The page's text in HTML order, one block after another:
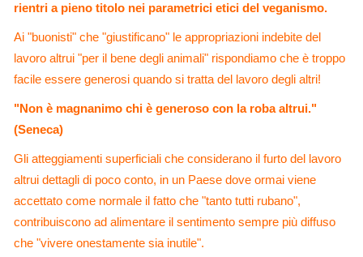
rientri a pieno titolo nei parametrici etici del veganismo.
Ai "buonisti" che "giustificano" le appropriazioni indebite del
lavoro altrui "per il bene degli animali" rispondiamo che è troppo
facile essere generosi quando si tratta del lavoro degli altri!
"Non è magnanimo chi è generoso con la roba altrui."
(Seneca)
Gli atteggiamenti superficiali che considerano il furto del lavoro
altrui dettagli di poco conto, in un Paese dove ormai viene
accettato come normale il fatto che "tanto tutti rubano",
contribuiscono ad alimentare il sentimento sempre più diffuso
che "vivere onestamente sia inutile".